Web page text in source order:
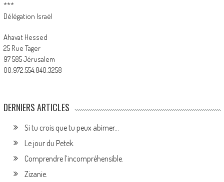
***
Délégation Israël
Ahavat Hessed
25 Rue Tager
97 585 Jérusalem
00.972.554.840.3258
DERNIERS ARTICLES
Si tu crois que tu peux abimer…
Le jour du Petek.
Comprendre l’incompréhensible.
Zizanie.